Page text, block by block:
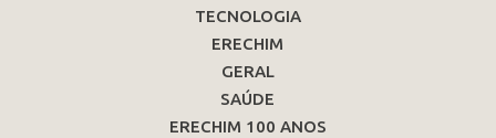
TECNOLOGIA
ERECHIM
GERAL
SAÚDE
ERECHIM 100 ANOS